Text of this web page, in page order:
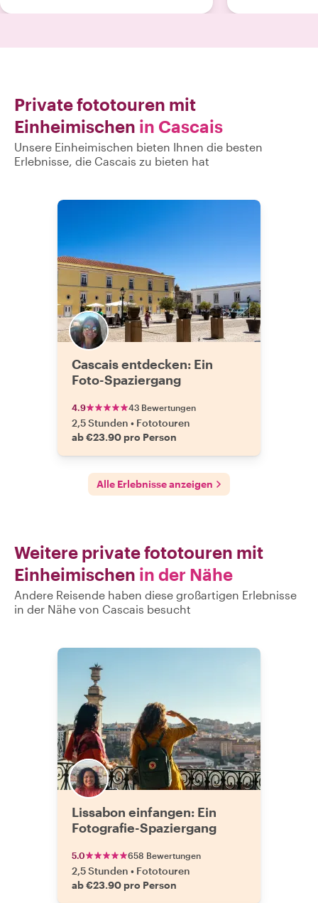
Private fototouren mit
Einheimischen in Cascais
Unsere Einheimischen bieten Ihnen die besten
Erlebnisse, die Cascais zu bieten hat
Cascais entdecken: Ein
Foto-Spaziergang
4.9 43 Bewertungen
2,5 Stunden • Fototouren
ab €23.90 pro Person
Alle Erlebnisse anzeigen
Weitere private fototouren mit
Einheimischen in der Nähe
Andere Reisende haben diese großartigen Erlebnisse
in der Nähe von Cascais besucht
Lissabon einfangen: Ein
Fotografie-Spaziergang
5.0 658 Bewertungen
2,5 Stunden • Fototouren
ab €23.90 pro Person